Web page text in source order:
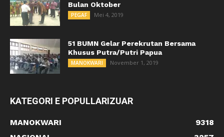
Bulan Oktober
PEGAF Mei 4, 2019
51 BUMN Gelar Perekrutan Bersama
Khusus Putra/Putri Papua
MANOKWARI November 1, 2019
KATEGORI E POPULLARIZUAR
MANOKWARI
9318